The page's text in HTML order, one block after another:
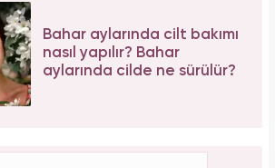
Bahar aylarında cilt bakımı
nasıl yapılır? Bahar
aylarında cilde ne sürülür?